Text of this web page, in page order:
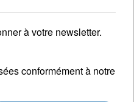
à votre newsletter.
conformément à notre